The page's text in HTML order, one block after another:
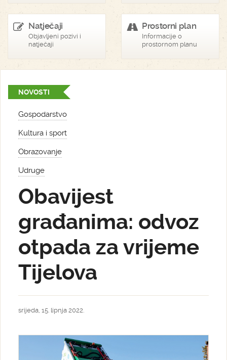
Natječaji
Objavljeni pozivi i
natječaji
Prostorni plan
Informacije o
prostornom planu
NOVOSTI
Gospodarstvo
Kultura i sport
Obrazovanje
Udruge
Obavijest
građanima: odvoz
otpada za vrijeme
Tijelova
srijeda, 15. lipnja 2022.